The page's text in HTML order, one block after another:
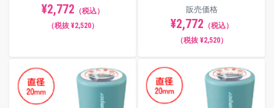
¥2,772 （税込）
（税抜 ¥2,520）
販売価格
¥2,772 （税込）
（税抜 ¥2,520）